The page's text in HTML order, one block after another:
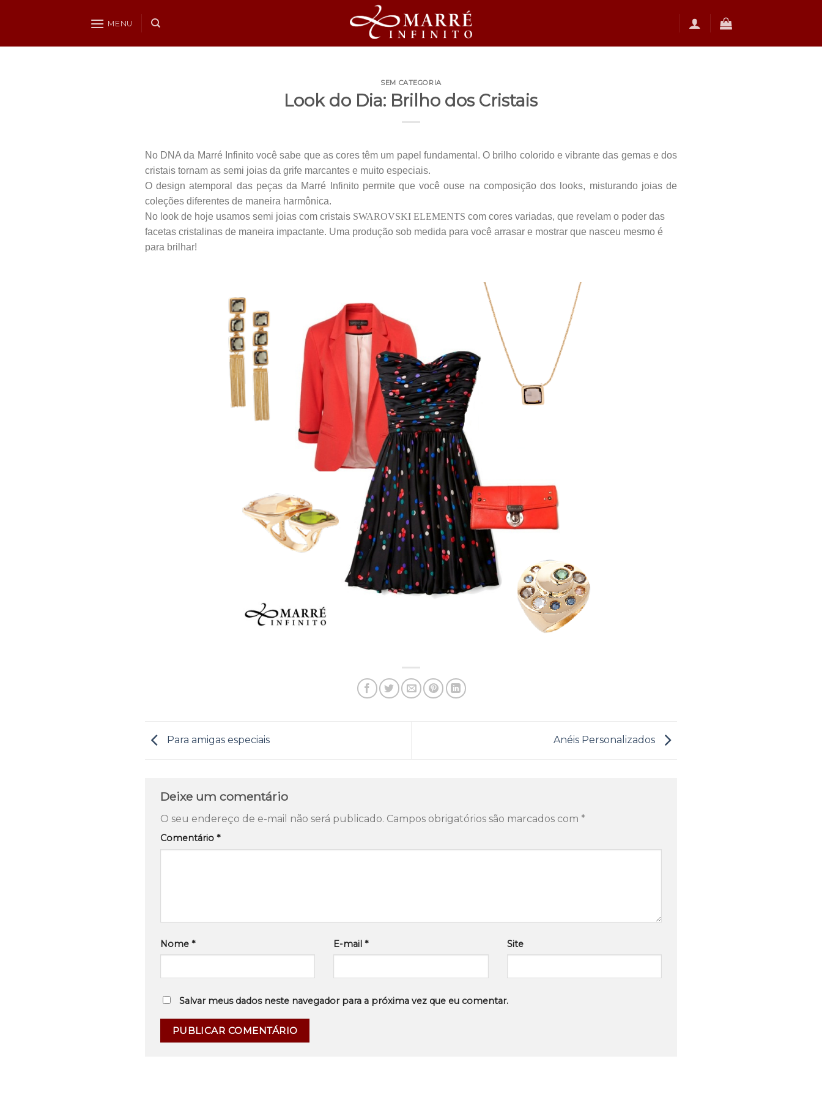
MENU
SEM CATEGORIA
Look do Dia: Brilho dos Cristais
No DNA da Marré Infinito você sabe que as cores têm um papel fundamental. O brilho colorido e vibrante das gemas e dos
cristais tornam as semi joias da grife marcantes e muito especiais.
O design atemporal das peças da Marré Infinito permite que você ouse na composição dos looks, misturando joias de
coleções diferentes de maneira harmônica.
No look de hoje usamos semi joias com cristais SWAROVSKI ELEMENTS com cores variadas, que revelam o poder das
facetas cristalinas de maneira impactante. Uma produção sob medida para você arrasar e mostrar que nasceu mesmo é
para brilhar!
Para amigas especiais Anéis Personalizados
Deixe um comentário
O seu endereço de e-mail não será publicado. Campos obrigatórios são marcados com *
Comentário *
Nome * E-mail* Site
Salvar meus dados neste navegador para a próxima vez que eu comentar.